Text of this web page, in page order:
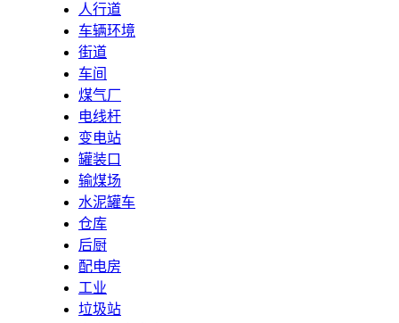
人行道
车辆环境
街道
车间
煤气厂
电线杆
变电站
罐装口
输煤场
水泥罐车
仓库
后厨
配电房
工业
垃圾站